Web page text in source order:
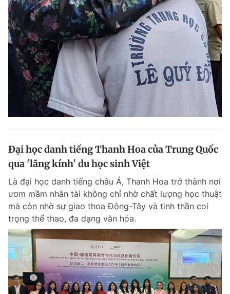
Đại học danh tiếng Thanh Hoa của Trung Quốc
qua 'lăng kính' du học sinh Việt
Là đại học danh tiếng châu Á, Thanh Hoa trở thành nơi
ươm mầm nhân tài không chỉ nhờ chất lượng học thuật
mà còn nhờ sự giao thoa Đông-Tây và tinh thần coi
trọng thể thao, đa dạng văn hóa.